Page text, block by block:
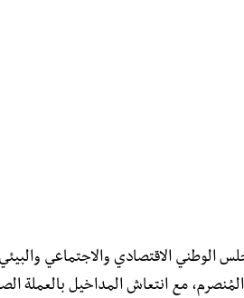
الاقتصادي والاجتماعي والبيئي لسنة 2022، بياناتٍ
مع انتعاش المداخيل بالعملة